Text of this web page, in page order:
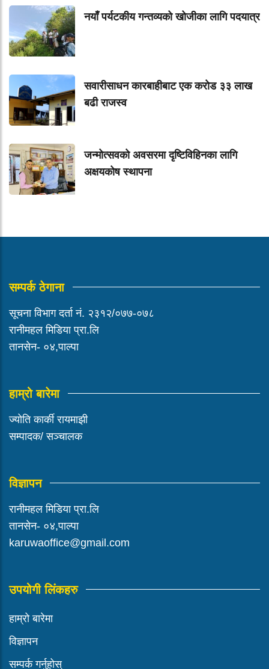
नयाँ पर्यटकीय गन्तव्यको खोजीका लागि पदयात्र
सवारीसाधन कारबाहीबाट एक करोड ३३ लाख
बढी राजस्व
जन्मोत्सवको अवसरमा दृष्टिविहिनका लागि
अक्षयकोष स्थापना
सम्पर्क ठेगाना
सूचना विभाग दर्ता नं. २३१२/०७७-०७८
रानीमहल मिडिया प्रा.लि
तानसेन- ०४,पाल्पा
हाम्रो बारेमा
ज्योति कार्की रायमाझी
सम्पादक/ सञ्चालक
विज्ञापन
रानीमहल मिडिया प्रा.लि
तानसेन- ०४,पाल्पा
karuwaoffice@gmail.com
उपयोगी लिंकहरु
हाम्रो बारेमा
विज्ञापन
सम्पर्क गर्नुहोस्